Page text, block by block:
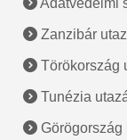
Adatvédelmi
Zanzibár
Törökország
Tunézia
Görögország